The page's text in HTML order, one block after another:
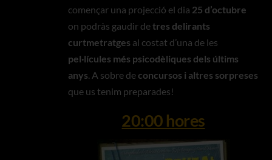
començar una projecció el dia 25 d’octubre
on podràs gaudir detres delirants
curtmetratges al costat d’una de les
pel·lícules més psicodèliques dels últims
anys. A sobre de concursos i altres sorpreses
que us tenim preparades!
20:00 hores